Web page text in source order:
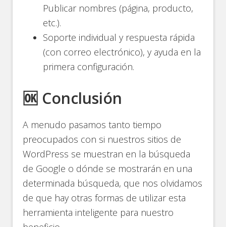
Publicar nombres (página, producto,
etc.).
Soporte individual y respuesta rápida
(con correo electrónico), y ayuda en la
primera configuración.
🆗 Conclusión
A menudo pasamos tanto tiempo
preocupados con si nuestros sitios de
WordPress se muestran en la búsqueda
de Google o dónde se mostrarán en una
determinada búsqueda, que nos olvidamos
de que hay otras formas de utilizar esta
herramienta inteligente para nuestro